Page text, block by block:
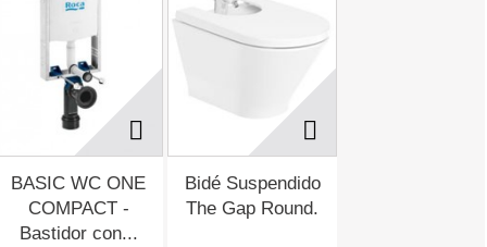
BASIC WC ONE
COMPACT -
Bastidor con...
Bidé Suspendido
The Gap Round.